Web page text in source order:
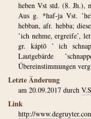
heben Vst std. (8. Jh.),
Aus g. *haf-ja Vst.
hebban, afr. hebba;
‛ich nehme, ergreife’,
gr. káptō ‛ ich
Lautgebärde
Übereinstimmungen
Letzte Änderung
am 20.09.2017 durch
Link
http://